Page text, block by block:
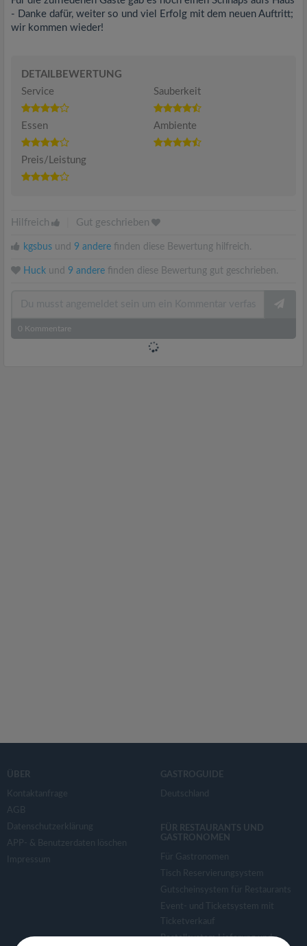
- Danke dafür, weiter so und viel Erfolg mit dem neuen Auftritt;
wir kommen wieder!
DETAILBEWERTUNG
Service
Sauberkeit
Essen Ambiente
Preis/Leistung
Hilfreich Gut geschrieben
kgsbus und 9 andere finden diese Bewertung hilfreich.
Huck und 9 andere finden diese Bewertung gut geschrieben.
0 Kommentare
ÜBER
Kontaktanfrage
AGB
Datenschutzerklärung
APP- & Benutzerdaten löschen
Impressum
GASTROGUIDE
Deutschland
FÜR RESTAURANTS UND
GASTRONOMEN
Für Gastronomen
Tisch Reservierungsystem
Gutscheinsystem für Restaurants
Event- und Ticketsystem mit
Ticketverkauf
Bestellsystem Lieferung und